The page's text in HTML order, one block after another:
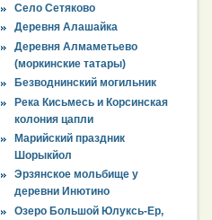
Село Сетяково
Деревня Алашайка
Деревня Алмаметьево
(моркинские татары)
Безводнинский могильник
Река Кисьмесь и Корсинская
колония цапли
Марийский праздник
Шорыкйол
Эрзянское мольбище у
деревни Инютино
Озеро Большой Юлуксь-Ер,